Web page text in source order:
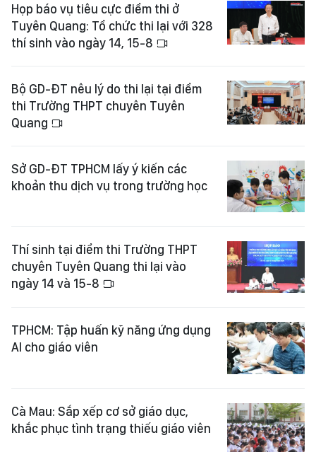
Họp báo vụ tiêu cực điểm thi ở
Tuyên Quang: Tổ chức thi lại với 328
thí sinh vào ngày 14, 15-8
Bộ GD-ĐT nêu lý do thi lại tại điểm
thi Trường THPT chuyên Tuyên
Quang
Sở GD-ĐT TPHCM lấy ý kiến các
khoản thu dịch vụ trong trường học
Thí sinh tại điểm thi Trường THPT
chuyên Tuyên Quang thi lại vào
ngày 14 và 15-8
TPHCM: Tập huấn kỹ năng ứng dụng
AI cho giáo viên
Cà Mau: Sắp xếp cơ sở giáo dục,
khắc phục tình trạng thiếu giáo viên